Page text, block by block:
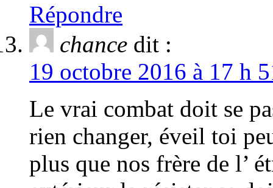
Répondre
chance dit :
19 octobre 2016 à 17 h
Le vrai combat doit se
rien changer, éveil toi
plus que nos frère de l’